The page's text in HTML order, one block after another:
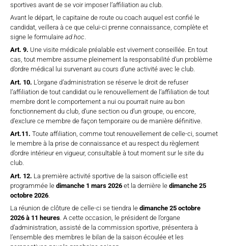
sportives avant de se voir imposer l’affiliation au club.
Avant le départ, le capitaine de route ou coach auquel est confié le
candidat, veillera à ce que celui-ci prenne connaissance, complète et
signe le formulaire ad hoc.
Art. 9. Une visite médicale préalable est vivement conseillée. En tout
cas, tout membre assume pleinement la responsabilité d’un problème
d’ordre médical lui survenant au cours d’une activité avec le club.
Art. 10. L’organe d’administration se réserve le droit de refuser
l’affiliation de tout candidat ou le renouvellement de l’affiliation de tout
membre dont le comportement a nui ou pourrait nuire au bon
fonctionnement du club, d’une section ou d’un groupe, ou encore,
d’exclure ce membre de façon temporaire ou de manière définitive.
Art.11. Toute affiliation, comme tout renouvellement de celle-ci, soumet
le membre à la prise de connaissance et au respect du règlement
d’ordre intérieur en vigueur, consultable à tout moment sur le site du
club.
Art. 12. La première activité sportive de la saison officielle est
programmée le dimanche 1 mars 2026 et la dernière le dimanche 25
octobre 2026
La réunion de clôture de celle-ci se tiendra le dimanche 25 octobre
2026 à 11 heures . A cette occasion, le président de l’organe
d’administration, assisté de la commission sportive, présentera à
l’ensemble des membres le bilan de la saison écoulée et les